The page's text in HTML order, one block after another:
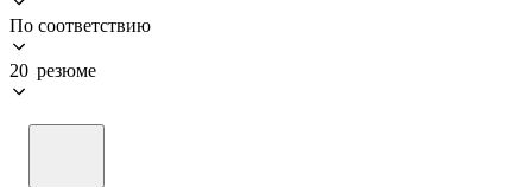
По соответствию
20 резюме